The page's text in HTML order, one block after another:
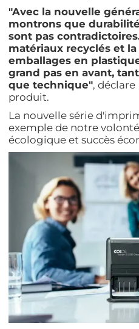
"Avec la nouvelle
montrons que durabilité
sont pas contradictoires
matériaux recyclés et la
emballages en
grand pas en avant,
que technique", déclare
produit.
La nouvelle série
exemple de notre volonté
écologique et succès